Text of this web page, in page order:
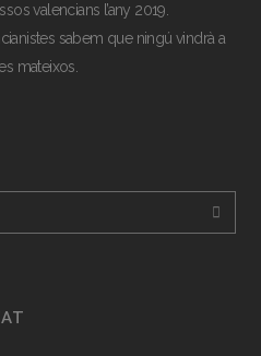
valencians l’any 2019.
sabem que ningú vindrà a
mateixos.